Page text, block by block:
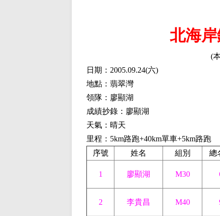
北海
(
日期：2005.09.24(六)
地點：翡翠灣
領隊：廖顯湖
成績抄錄：廖顯湖
天氣：晴天
里程：5km路跑+40km單車+5km路跑
序號
姓名 組別 總
1 廖顯湖 M30
2 李貴昌 M40